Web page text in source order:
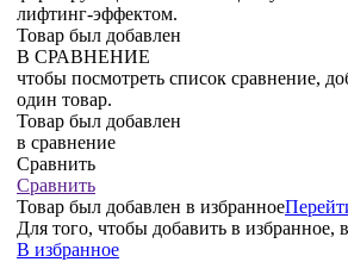
лифтинг-эффектом.
Товар был добавлен
В СРАВНЕНИЕ
чтобы посмотреть список сравнение,
один товар.
Товар был добавлен
в сравнение
Сравнить
Сравнить
Товар был добавлен в избранное
Для того, чтобы добавить в избранное,
В избранное